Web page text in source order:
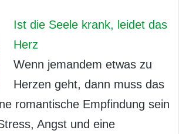
Ist die Seele krank, leidet das
Herz
Wenn jemandem etwas zu
Herzen geht, dann muss das
romantische Empfindung sein
Angst und eine